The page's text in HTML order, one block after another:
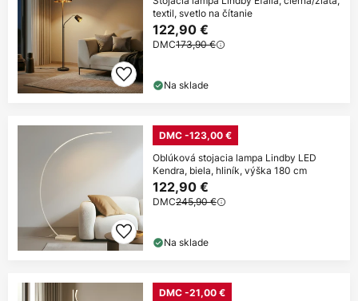
textil, svetlo na čítanie
122,90 €
DMC173,90 €
Na sklade
DMC -123,00 €
Oblúková stojacia lampa Lindby LED
Kendra, biela, hliník, výška 180 cm
122,90 €
DMC245,90 €
Na sklade
DMC -21,00 €